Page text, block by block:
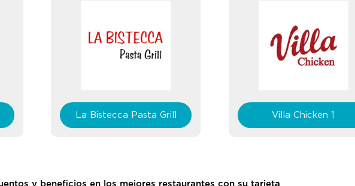
Villa Chicken 1 Edo Sushi Bar
y beneficios en los mejores restaurantes con su tarjeta